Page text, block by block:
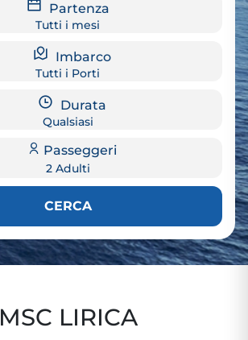
Partenza
Tutti i mesi
Imbarco
Tutti i Porti
Durata
Qualsiasi
Passeggeri
2 Adulti
CERCA
MSC LIRICA